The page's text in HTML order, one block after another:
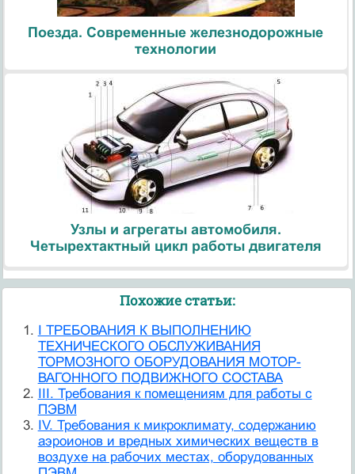
Поезда. Современные железнодорожные
технологии
Узлы и агрегаты автомобиля.
Четырехтактный цикл работы двигателя
Похожие статьи:
I ТРЕБОВАНИЯ К ВЫПОЛНЕНИЮ
ТЕХНИЧЕСКОГО ОБСЛУЖИВАНИЯ
ТОРМОЗНОГО ОБОРУДОВАНИЯ МОТОР-
ВАГОННОГО ПОДВИЖНОГО СОСТАВА
III. Требования к помещениям для работы с
ПЭВМ
IV. Требования к микроклимату, содержанию
аэроионов и вредных химических веществ в
воздухе на рабочих местах, оборудованных